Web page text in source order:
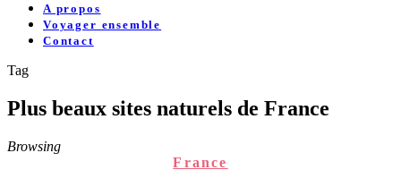
A propos
Voyager ensemble
Contact
Tag
Plus beaux sites naturels de France
Browsing
France